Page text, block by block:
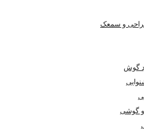
و سمعک
گوش
گوشی